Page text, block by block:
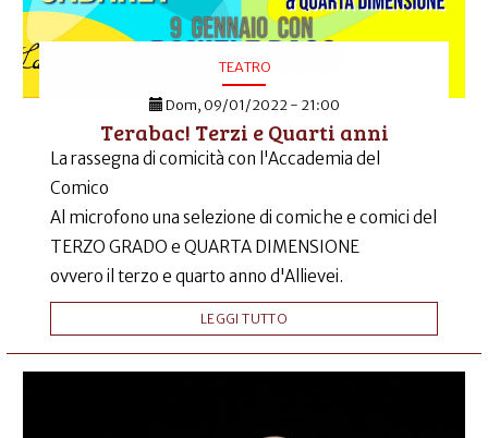
TEATRO
Dom, 09/01/2022 - 21:00
Terabac! Terzi e Quarti anni
La rassegna di comicità con l'Accademia del
Comico
Al microfono una selezione di comiche e comici del
TERZO GRADO e QUARTA DIMENSIONE
ovvero il terzo e quarto anno d'Allievei.
LEGGI TUTTO